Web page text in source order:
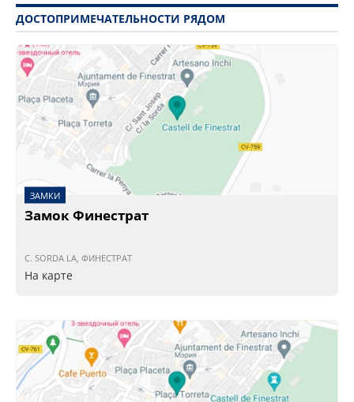
ДОСТОПРИМЕЧАТЕЛЬНОСТИ РЯДОМ
ЗАМКИ
Замок Финестрат
C. SORDA LA, ФИНЕСТРАТ
На карте